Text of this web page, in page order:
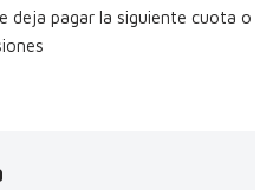
pagar la siguiente cuota o